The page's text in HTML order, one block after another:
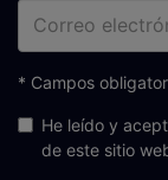
electrónico
* Campos
He leído y
de este sitio